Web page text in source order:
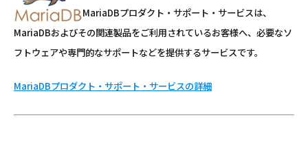
MariaDBプロダクト・サポート・サービスは、
MariaDBおよびその関連製品をご利用されているお客様へ、必要なソ
フトウェアや専門的なサポートなどを提供するサービスです。
MariaDBプロダクト・サポート・サービスの詳細